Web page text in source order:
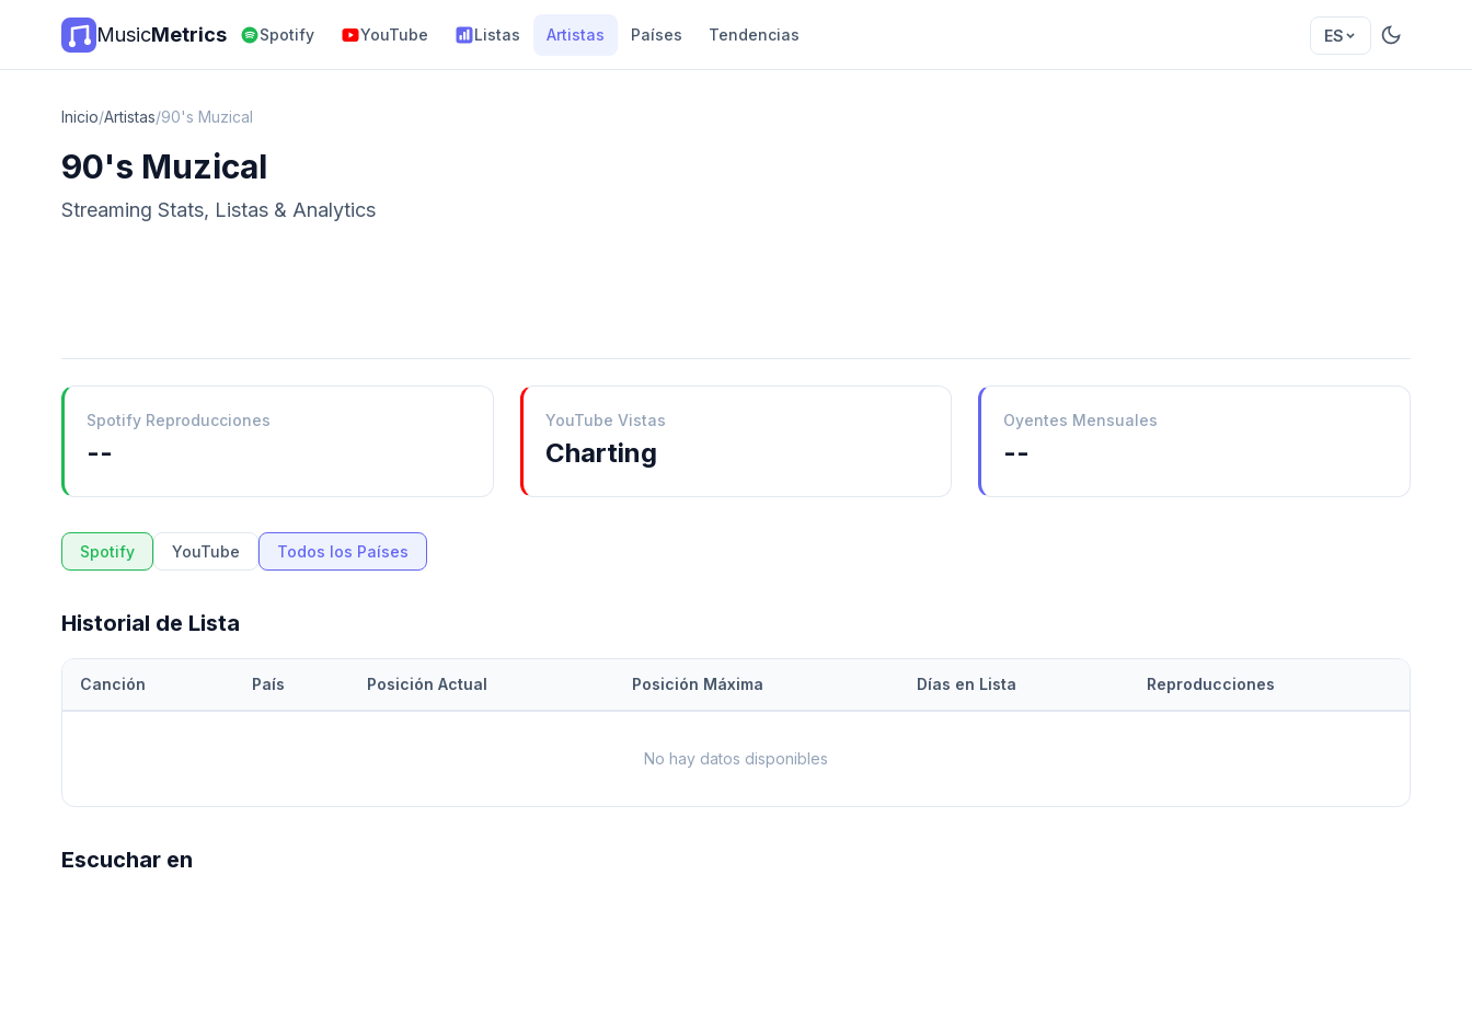
MusicMetrics Spotify YouTube Listas Artistas Países Tendencias ES
Inicio/Artistas/90's Muzical
90's Muzical
Streaming Stats, Listas & Analytics
Spotify Reproducciones
--
YouTube Vistas
Charting
Oyentes Mensuales
--
Spotify YouTube Todos los Países
Historial de Lista
Canción País Posición Actual Posición Máxima Días en Lista Reproducciones
No hay datos disponibles
Escuchar en